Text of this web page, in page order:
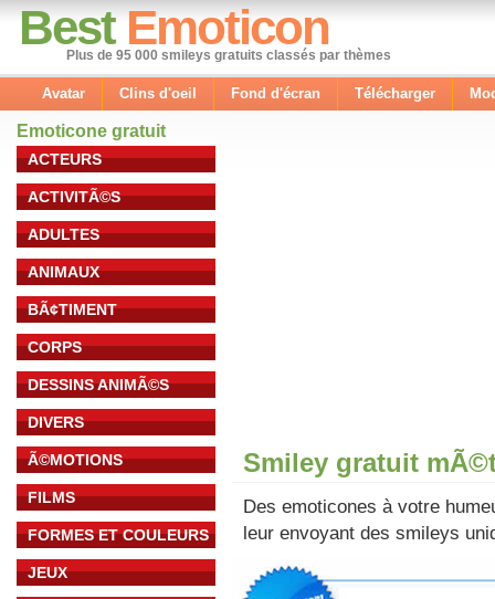
Best Emoticon
Plus de 95 000 smileys gratuits classés par thèmes
Avatar Clins d'oeil Fond d'écran Télécharger
Emoticone gratuit
ACTEURS
ACTIVITÃ©S
ADULTES
ANIMAUX
BÃ¢TIMENT
CORPS
DESSINS ANIMÃ©S
DIVERS
Ã©MOTIONS
FILMS
FORMES ET COULEURS
JEUX
Smiley gratuit
Des emoticones à votre
leur envoyant des smileys